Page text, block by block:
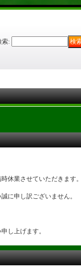
索:
休業させていただきます。
に申し訳ございません。
し上げます。